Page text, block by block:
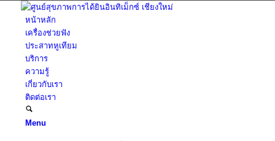
หน้าหลัก
เครื่องช่วยฟัง
ประสาทหูเทียม
บริการ
ความรู้
เกี่ยวกับเรา
ติดต่อเรา
Menu